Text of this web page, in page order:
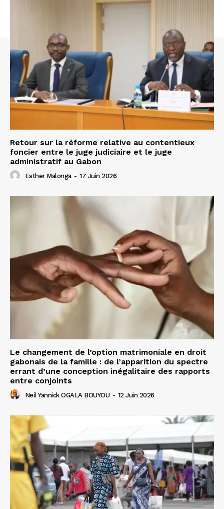
Retour sur la réforme relative au contentieux
foncier entre le juge judiciaire et le juge
administratif au Gabon
Esther Malonga - 17 Juin 2026
Le changement de l’option matrimoniale en droit
gabonais de la famille : de l’apparition du spectre
errant d’une conception inégalitaire des rapports
entre conjoints
Neil Yannick OGALA BOUYOU - 12 Juin 2026